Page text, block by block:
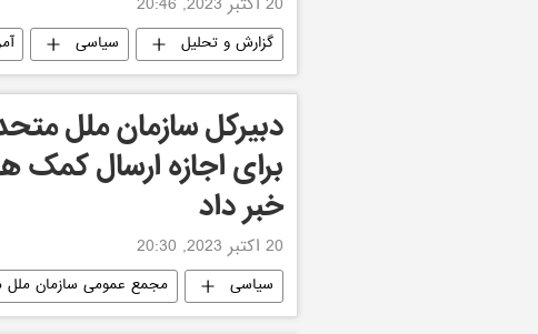
20 اکتبر 2023, 20:46
گزارش و تحلیل سیاسی
دبیرکل سازمان ملل
برای اجازه ارسال کمک
خبر داد
20 اکتبر 2023, 20:30
سیاسی مجمع عمومی سازمان ملل
مصر
جهان